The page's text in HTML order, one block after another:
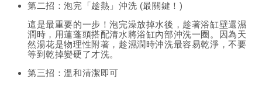
第二招：泡完「趁熱」沖洗 (最關鍵！)
這是最重要的一步！泡完澡放掉水後，趁著浴缸壁還濕
潤時，用蓮蓬頭搭配清水將浴缸內部沖洗一圈。因為天
然湯花是物理性附著，趁濕潤時沖洗最容易乾淨，不要
等到乾掉變硬了才洗。
第三招：溫和清潔即可